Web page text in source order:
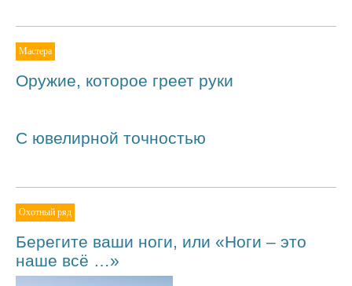
Мастера
Оружие, которое греет руки
С ювелирной точностью
Охотный ряд
Берегите ваши ноги, или «Ноги – это
наше всё …»